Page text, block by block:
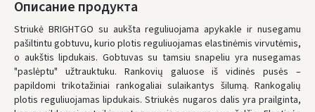
Понедельник, Август 10 d.
LP Express kurjeris- 4.00 €
Понедельник, Август 10 d.
ЗАКАЗЫ ОТ80 € БЕСПЛАТНАЯ ДОСТАВКА!
НЕДОСТАТОК БЕСПЛАТНОЙ ДОСТАВКИ:80 €
Описание продукта
Striukė BRIGHTGO su aukšta reguliuojama apykakle ir nusegamu
pašiltintu gobtuvu, kurio plotis reguliuojamas elastinėmis virvutėmis,
o aukštis lipdukais. Gobtuvas su tamsiu snapeliu yra nusegamas
"paslėptu" užtrauktuku. Rankovių galuose iš vidinės pusės –
papildomi trikotažiniai rankogaliai sulaikantys šilumą. Rankogalių
plotis reguliuojamas lipdukais. Striukės nugaros dalis yra prailginta,